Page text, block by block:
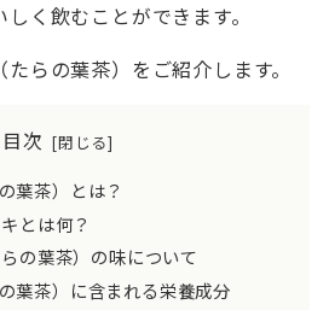
く飲むことができます。
らの葉茶）をご紹介します。
目次
葉茶）とは？
とは何？
の葉茶）の味について
葉茶）に含まれる栄養成分